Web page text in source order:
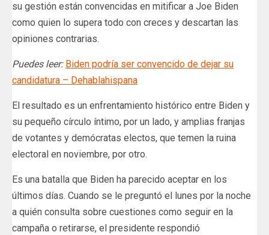
su gestión están convencidas en mitificar a Joe Biden
como quien lo supera todo con creces y descartan las
opiniones contrarias.
Puedes leer: Biden podría ser convencido de dejar su
candidatura – Dehablahispana
El resultado es un enfrentamiento histórico entre Biden y
su pequeño círculo íntimo, por un lado, y amplias franjas
de votantes y demócratas electos, que temen la ruina
electoral en noviembre, por otro.
Es una batalla que Biden ha parecido aceptar en los
últimos días. Cuando se le preguntó el lunes por la noche
a quién consulta sobre cuestiones como seguir en la
campaña o retirarse, el presidente respondió